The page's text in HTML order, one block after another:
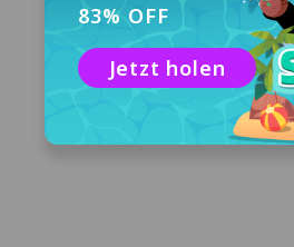
Herunterladen
Klicken Sie auf
PandaVPN für macOS
auf Ihrem Computer
83% OFF
Jetzt holen